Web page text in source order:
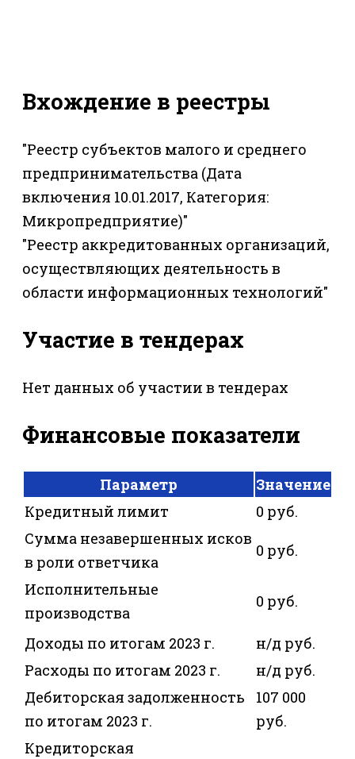
Вхождение в реестры
"Реестр субъектов малого и среднего
предпринимательства (Дата
включения 10.01.2017, Категория:
Микропредприятие)"
"Реестр аккредитованных организаций,
осуществляющих деятельность в
области информационных технологий"
Участие в тендерах
Нет данных об участии в тендерах
Финансовые показатели
Параметр
Значение
Кредитный лимит
0 руб.
Сумма незавершенных исков
в роли ответчика
0 руб.
Исполнительные
производства
0 руб.
Доходы по итогам 2023 г.
н/д руб.
Расходы по итогам 2023 г.
н/д руб.
Дебиторская задолженность
по итогам 2023 г.
107 000
руб.
Кредиторская